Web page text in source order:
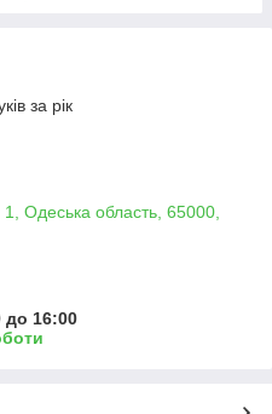
за рік
Одеська область, 65000,
до 16:00